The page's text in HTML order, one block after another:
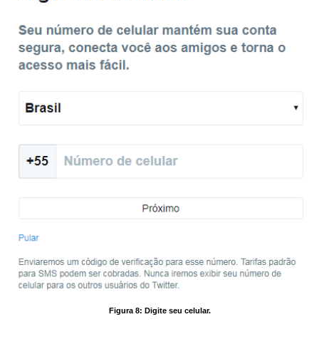
Figura 8: Digite seu celular.